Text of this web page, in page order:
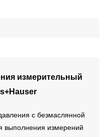
измерительный
с безмаслянной
выполнения измерений